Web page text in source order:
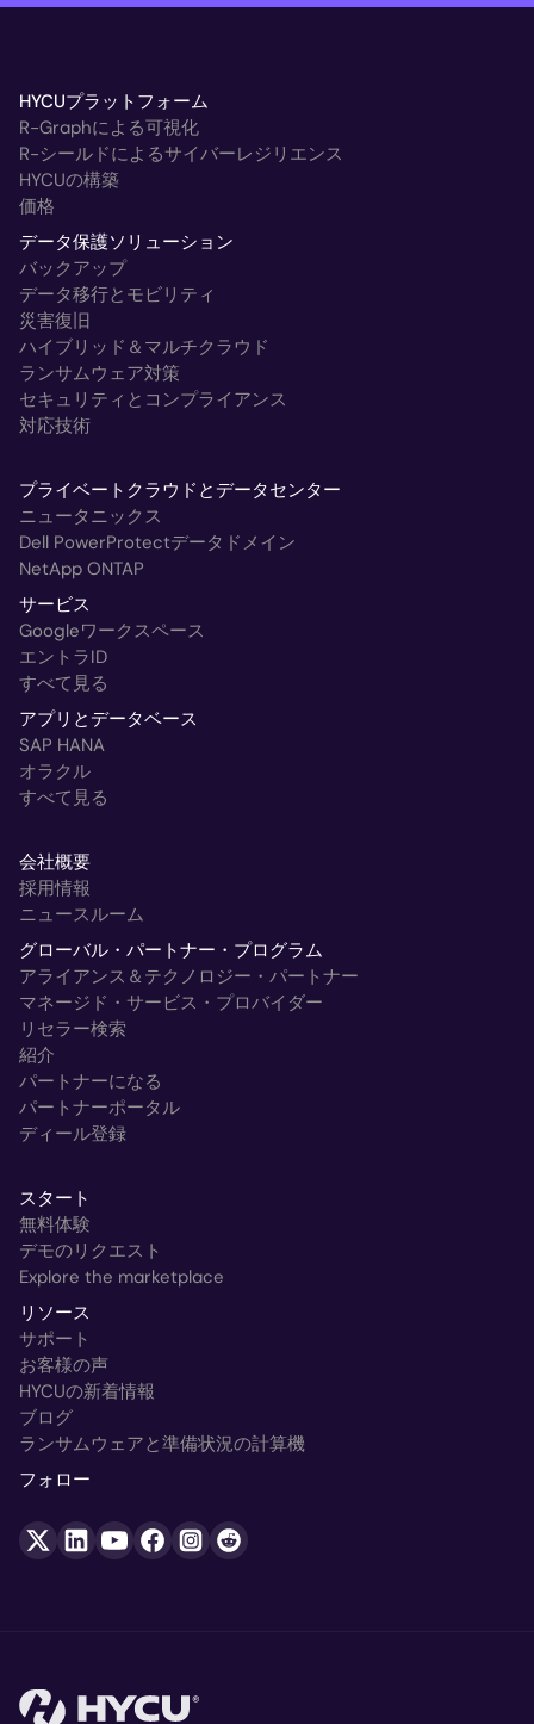
HYCUプラットフォーム
R-Graphによる可視化
R-シールドによるサイバーレジリエンス
HYCUの構築
価格
データ保護ソリューション
バックアップ
データ移行とモビリティ
災害復旧
ハイブリッド＆マルチクラウド
ランサムウェア対策
セキュリティとコンプライアンス
対応技術
プライベートクラウドとデータセンター
ニュータニックス
Dell PowerProtectデータドメイン
NetApp ONTAP
サービス
Googleワークスペース
エントラID
すべて見る
アプリとデータベース
SAP HANA
オラクル
すべて見る
会社概要
採用情報
ニュースルーム
グローバル・パートナー・プログラム
アライアンス＆テクノロジー・パートナー
マネージド・サービス・プロバイダー
リセラー検索
紹介
パートナーになる
パートナーポータル
ディール登録
スタート
無料体験
デモのリクエスト
Explore the marketplace
リソース
サポート
お客様の声
HYCUの新着情報
ブログ
ランサムウェアと準備状況の計算機
フォロー